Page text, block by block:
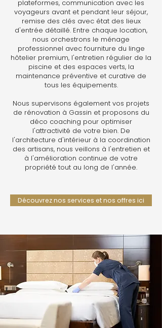
plateformes, communication avec les
voyageurs avant et pendant leur séjour,
remise des clés avec état des lieux
d'entrée détaillé. Entre chaque location,
nous orchestrons le ménage
professionnel avec fourniture du linge
hôtelier premium, l'entretien régulier de la
piscine et des espaces verts, la
maintenance préventive et curative de
tous les équipements.
Nous supervisons également vos projets
de rénovation à Gassin et proposons du
déco coaching pour optimiser
l'attractivité de votre bien. De
l'architecture d'intérieur à la coordination
des artisans, nous veillons à l'entretien et
à l'amélioration continue de votre
propriété tout au long de l'année.
Découvrez nos services et nos offres ici